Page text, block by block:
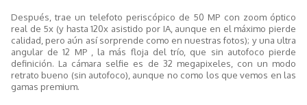
Después, trae un telefoto periscópico de 50 MP con zoom óptico
real de 5x (y hasta 120x asistido por IA, aunque en el máximo pierde
calidad, pero aún así sorprende como en nuestras fotos); y una ultra
angular de 12 MP , la más floja del trío, que sin autofoco pierde
definición. La cámara selfie es de 32 megapixeles, con un modo
retrato bueno (sin autofoco), aunque no como los que vemos en las
gamas premium.